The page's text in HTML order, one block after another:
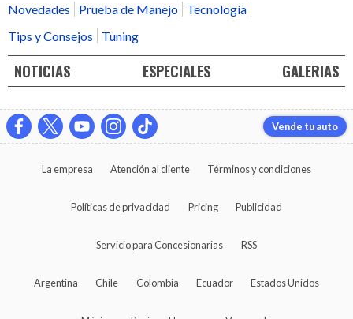
Novedades
Prueba de Manejo
Tecnología
Tips y Consejos
Tuning
NOTICIAS ESPECIALES GALERIAS
Vende tu auto
La empresa Atención al cliente Términos y condiciones
Políticas de privacidad Pricing Publicidad
Servicio para Concesionarias RSS
Argentina Chile Colombia Ecuador Estados Unidos